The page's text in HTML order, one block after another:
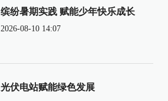
缤纷暑期实践 赋能少年快乐成长
2026-08-10 14:07
光伏电站赋能绿色发展